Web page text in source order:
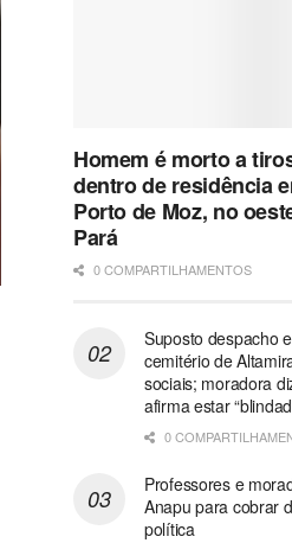
Homem é morto a
dentro de residência
Porto de Moz, no
Pará
0 COMPARTILHAMENTOS
Suposto despacho
cemitério de
sociais; moradora
afirma estar
0
Professores e
Anapu para cobrar
política